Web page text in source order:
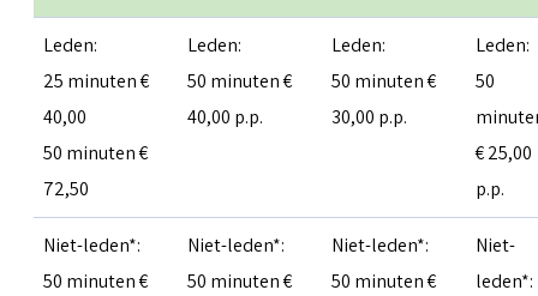
Leden:
25 minuten €
40,00
50 minuten €
72,50
Leden:
50 minuten €
40,00 p.p.
Leden:
50 minuten €
30,00 p.p.
Leden:
50
€ 25,00
p.p.
Niet-leden*:
50 minuten €
Niet-leden*:
50 minuten €
Niet-leden*:
50 minuten €
Niet-
leden*: